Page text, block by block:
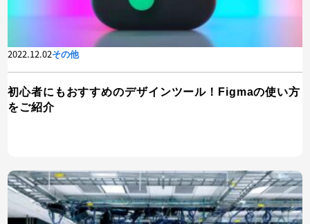
2022.12.02その他
初心者にもおすすめのデザインツール！Figmaの使い方
をご紹介